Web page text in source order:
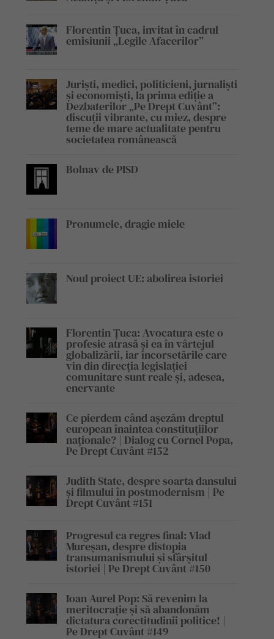
Florentin Țuca, invitat în cadrul
emisiunii „Legile Afacerilor”
Juriști, medici, politicieni, jurnaliști
și economiști, la prima ediție a
Dezbaterilor „Pe Drept Cuvânt”:
discuții vibrante, cu miez, despre
teme de mare actualitate pentru
societatea românească
Bolnav de PISD
Pronumele, dragie miele
Noul proiect UE: abolirea istoriei
Florentin Țuca: Avocatura este o
profesie atrasă și ea în vârtejul
globalizării, iar încorsetările care
vin din direcția legislației
comunitare sunt reale și, adesea,
enervante
Ce pierdem când așezăm dreptul
european înaintea constituțiilor
naționale? | Dialog cu Cornel Popa,
Pe Drept Cuvânt #152
Judith State, despre soarta dansului
și filmului în postmodernism | Pe
Drept Cuvânt #151
Progresul ca regres final: Vlad
Mureșan, despre distopia
transumanismului și sfârșitul
istoriei | Pe Drept Cuvânt #150
Ioan Aurel Pop: Să revenim la
meritocrație și să abandonăm
dictatura corectitudinii politice! |
Pe Drept Cuvânt #149